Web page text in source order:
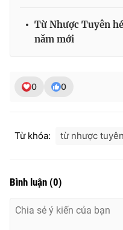
Giấy phép hoạt động báo in
Tổng Biên tập:Vũ Thanh
Từ Nhược Tuyên
năm mới
0 0
Từ khóa: từ nhược tuyên
Bình luận (0)